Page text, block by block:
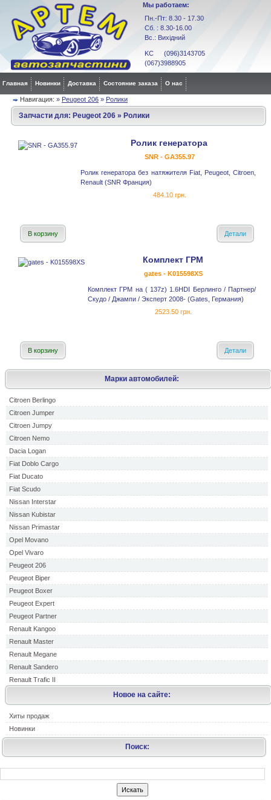
Мы работаем:
Пн.-Пт: 8.30 - 17.30
Сб. : 8.30-16.00
Вс.: Вихідний
KC (096)3143705
(067)3988905
Главная Новинки Доставка Состояние заказа О нас
Навигация: » Peugeot 206 » Ролики
Марки автомобилей:
Citroen Berlingo
Citroen Jumper
Citroen Jumpy
Citroen Nemo
Dacia Logan
Fiat Doblo Cargo
Fiat Ducato
Fiat Scudo
Nissan Interstar
Nissan Kubistar
Nissan Primastar
Opel Movano
Opel Vivaro
Peugeot 206
Peugeot Biper
Peugeot Boxer
Peugeot Expert
Peugeot Partner
Renault Kangoo
Renault Master
Renault Megane
Renault Sandero
Renault Trafic II
Новое на сайте:
Хиты продаж
Новинки
Запчасти для: Peugeot 206 » Ролики
Ролик генератора
SNR - GA355.97
Ролик генератора без натяжителя Fiat, Peugeot, Citroen,
Renault (SNR Франция)
484.10 грн.
В корзину Детали
Комплект ГРМ
gates - K015598XS
Комплект ГРМ на ( 137z) 1.6HDI Берлинго / Партнер/
Скудо / Джампи / Эксперт 2008- (Gates, Германия)
2523.50 грн.
В корзину Детали
Поиск: